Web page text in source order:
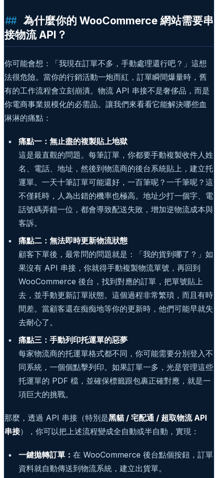
為什麼你的 WooCommerce 網站需要串
接物流 API？
你可能會想：「我現在訂單不多，手動處理還行吧？」這想
法很危險。當你的行銷活動一炮而紅，訂單瞬間爆量時，舊
有的工作流程會立刻崩潰。物流 API 串接不是奢侈品，而是
你電商事業規模化的必需品。讓我們來看看它能解決哪些血
淋淋的痛點：
痛點一：無止盡的複製貼上地獄
這是最直觀的問題。每筆訂單，你都要手動複製收件人姓
名、電話、地址，然後到物流商的後台系統貼上，建立托
運單。一天十筆訂單可能還好，一百筆呢？一千筆呢？這
不僅耗時，人為出錯的機率也極高。地址少打一個字、電
話號碼弄錯一位，都會導致配送失敗，增加逆物流成本與
客訴。
痛點二：無法即時更新物流狀態
顧客下單後，最常問的問題就是：「我的貨到哪了？」如
果沒有 API 串接，你就得手動複製物流單號，再回到
WooCommerce 後台，找到對應的訂單，把單號貼上
去，並手動更新訂單狀態。這個過程非常繁瑣，而且有時
間差。當顧客還在痴痴地等你的更新時，他們可能早就失
去耐心了。
痛點三：手動列印托運單的惡夢
每家物流商的托運單格式都不同，你可能需要分別登入不
同系統，一個個點擊列印。如果訂單一多，光是管理這些
托運單的 PDF 檔，並確保標籤跟包裹正確對應，就是一
項巨大的挑戰。
那麼，透過 API 串接（特別是黑貓 / 宅配通 / 超取物流 API
串接），你可以把上述流程變成全自動或半自動，實現：
一鍵拋轉訂單： 在 WooCommerce 後台點個按鈕，訂單
資料就自動傳送到物流系統，建立出貨單。